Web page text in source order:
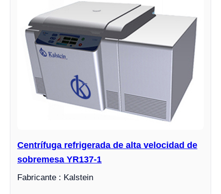
Centrífuga refrigerada de alta velocidad de
sobremesa YR137-1
Fabricante : Kalstein